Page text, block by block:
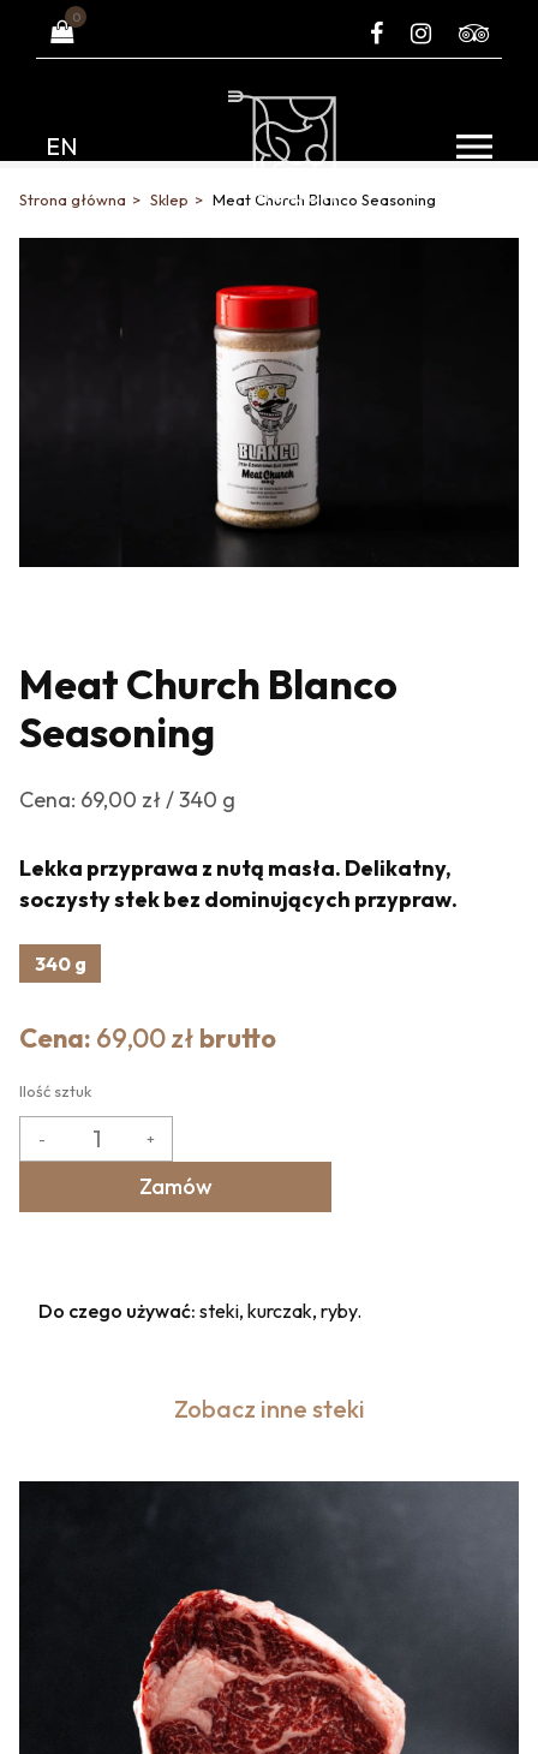
0
EN
Strona główna Sklep Meat Church Blanco Seasoning
Meat Church Blanco
Seasoning
Cena: 69,00 zł / 340 g
Lekka przyprawa z nutą masła. Delikatny,
soczysty stek bez dominujących przypraw.
340 g
Cena: 69,00 zł brutto
Ilość sztuk
- +
Zamów
Do czego używać: steki, kurczak, ryby.
Zobacz inne steki